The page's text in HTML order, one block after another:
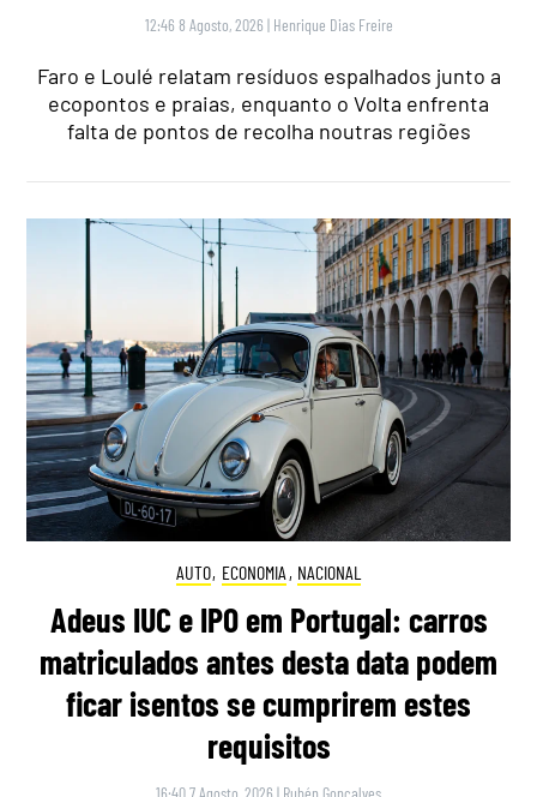
12:46 8 Agosto, 2026 | Henrique Dias Freire
Faro e Loulé relatam resíduos espalhados junto a
ecopontos e praias, enquanto o Volta enfrenta
falta de pontos de recolha noutras regiões
AUTO, ECONOMIA , NACIONAL
Adeus IUC e IPO em Portugal: carros
matriculados antes desta data podem
ficar isentos se cumprirem estes
requisitos
16:40 7 Agosto, 2026 | Rubén Gonçalves